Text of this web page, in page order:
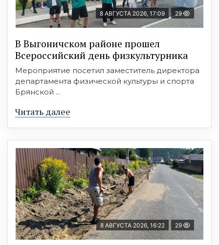
8 АВГУСТА 2026, 17:09 29
В Выгоничском районе прошел
Всероссийский день физкультурника
Мероприятие посетил заместитель директора
департамента физической культуры и спорта
Брянской ...
Читать далее
8 АВГУСТА 2026, 16:22 29